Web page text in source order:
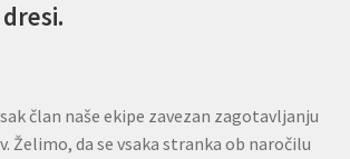
član naše ekipe zavezan zagotavljanju
Želimo, da se vsaka stranka ob naročilu